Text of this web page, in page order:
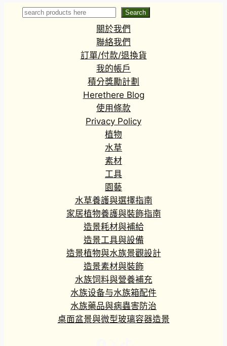
peltatum)
Search Search
關於我們
聯絡我們
訂單/付款/退換貨
我的帳戶
積分獎勵計劃
Herethere Blog
使用條款
Privacy Policy
植物
水草
素材
工具
園藝
水草養護與選擇指南
家居植物養護與裝飾指南
造景耗材與補給
造景工具與設備
造景植物與水族景觀設計
造景素材與裝飾
水族饲料與營養補充
水族设备与水族箱配件
水族藥品與病蟲害防治
桌面盆景與微型玻璃容器造景